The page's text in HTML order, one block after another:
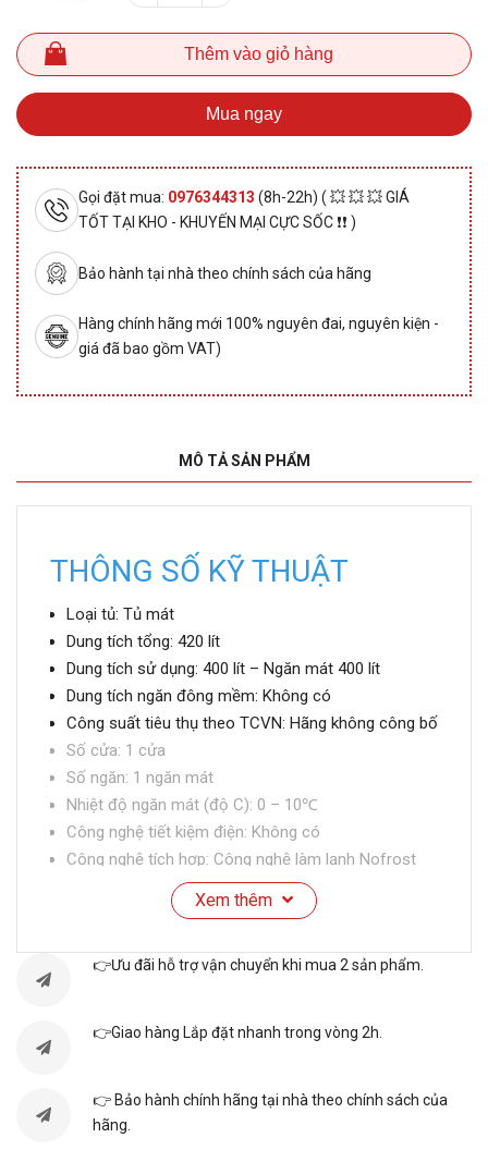
Thêm vào giỏ hàng
Mua ngay
Gọi đặt mua: 0976344313 (8h-22h) ( 💥 💥 💥 GIÁ
TỐT TẠI KHO - KHUYẾN MẠI CỰC SỐC ❗❗ )
Bảo hành tại nhà theo chính sách của hãng
Hàng chính hãng mới 100% nguyên đai, nguyên kiện -
giá đã bao gồm VAT)
MÔ TẢ SẢN PHẨM
THÔNG SỐ KỸ THUẬT
Loại tủ: Tủ mát
Dung tích tổng: 420 lít
Dung tích sử dụng: 400 lít – Ngăn mát 400 lít
Dung tích ngăn đông mềm: Không có
Công suất tiêu thụ theo TCVN: Hãng không công bố
Số cửa: 1 cửa
Số ngăn: 1 ngăn mát
Nhiệt độ ngăn mát (độ C): 0 – 10℃
Công nghệ tiết kiệm điện: Không có
Công nghệ tích hợp: Công nghệ làm lạnh Nofrost
Chất liệu dàn lạnh: Đồng
Chất liệu lòng tủ: Nhôm sơn tĩnh điện
Viền cửa tủ: Nhựa
Tiện ích: Vỉ, Đèn LED, Khoá cửa tủ, Cửa kính, Lỗ
Cao 203.5 cm – Nặn 72 kg
Loại Gas: R290
Xem thêm
👉Ưu đãi hỗ trợ vận chuyển khi mua 2 sản phẩm.
👉Giao hàng Lắp đặt nhanh trong vòng 2h.
👉 Bảo hành chính hãng tại nhà theo chính sách của
hãng.